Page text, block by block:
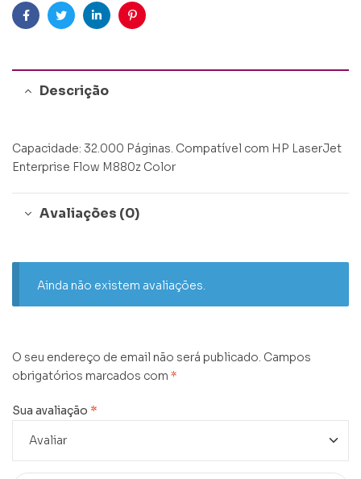
FacebookTwitterLinkedinPinterest
Descrição
Capacidade: 32.000 Páginas. Compatível com HP LaserJet
Enterprise Flow M880z Color
Avaliações (0)
Ainda não existem avaliações.
O seu endereço de email não será publicado. Campos
obrigatórios marcados com *
Sua avaliação *